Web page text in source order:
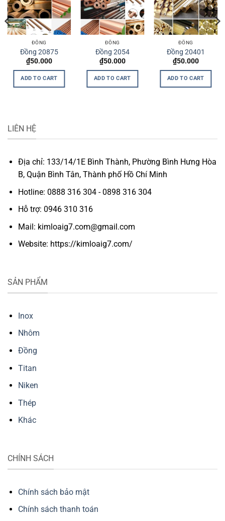
ĐỒNG
Đồng 20875
₫50.000
ADD TO CART
ĐỒNG
Đồng 2054
₫50.000
ADD TO CART
ĐỒNG
Đồng 20401
₫50.000
ADD TO CART
LIÊN HỆ
Địa chỉ: 133/14/1E Bình Thành, Phường Bình Hưng Hòa
B, Quận Bình Tân, Thành phố Hồ Chí Minh
Hotline: 0888 316 304 - 0898 316 304
Hỗ trợ: 0946 310 316
Mail: kimloaig7.com@gmail.com
Website: https://kimloaig7.com/
SẢN PHẨM
Inox
Nhôm
Đồng
Titan
Niken
Thép
Khác
CHÍNH SÁCH
Chính sách bảo mật
Chính sách thanh toán